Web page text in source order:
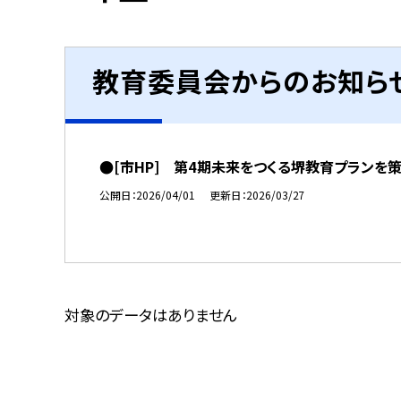
教育委員会からのお知ら
●[市HP] 第4期未来をつくる堺教育プランを策
公開日 2026/04/01 更新日 2026/03/27
対象のデータはありません